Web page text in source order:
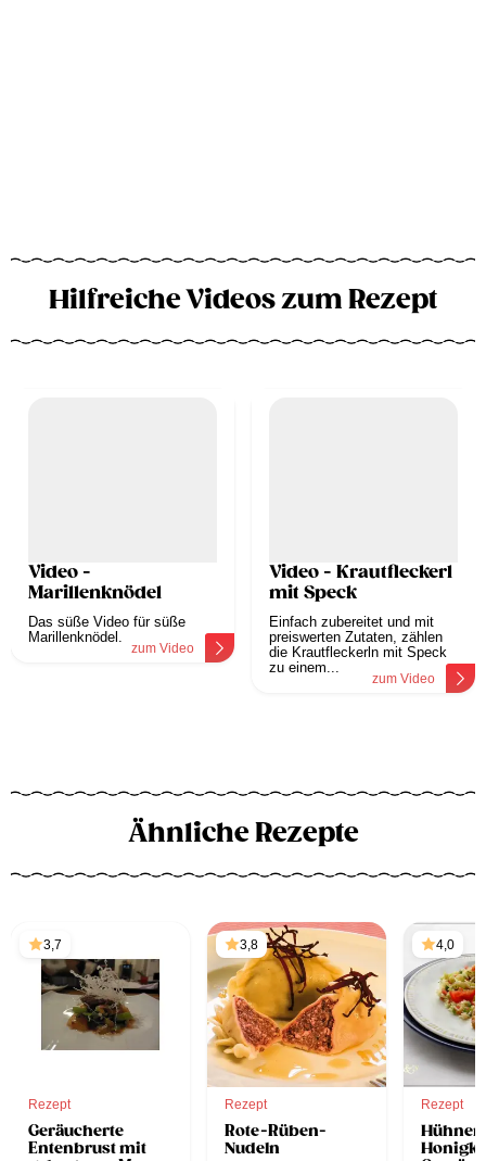
Hilfreiche Videos zum Rezept
Video -
Marillenknödel
Das süße Video für süße
Marillenknödel.
zum Video
Video - Krautfleckerl
mit Speck
Einfach zubereitet und mit
preiswerten Zutaten, zählen
die Krautfleckerln mit Speck
zu einem...
zum Video
Ähnliche Rezepte
3,7
Rezept
Geräucherte
Entenbrust mit
3,8
Rezept
Rote-Rüben-
Nudeln
4,0
Rezept